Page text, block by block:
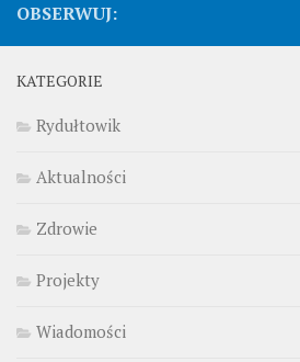
OBSERWUJ:
KATEGORIE
Rydułtowik
Aktualności
Zdrowie
Projekty
Wiadomości